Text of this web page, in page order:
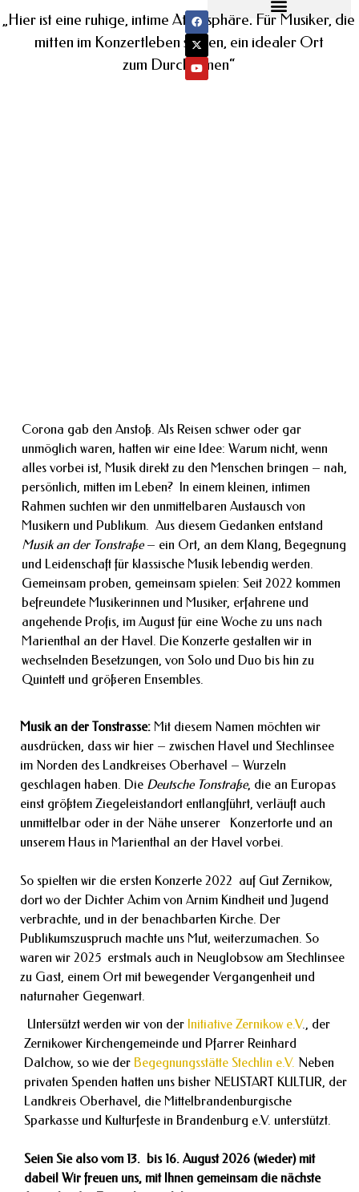
„Hier ist eine ruhige, intime Atmosphäre. Für Musiker, die
mitten im Konzertleben stehen, ein idealer Ort
zum Durchatmen“
Corona gab den Anstoß. Als Reisen schwer oder gar
unmöglich waren, hatten wir eine Idee: Warum nicht, wenn
alles vorbei ist, Musik direkt zu den Menschen bringen – nah,
persönlich, mitten im Leben? In einem kleinen, intimen
Rahmen suchten wir den unmittelbaren Austausch von
Musikern und Publikum. Aus diesem Gedanken entstand
Musik an der Tonstraße– ein Ort, an dem Klang, Begegnung
und Leidenschaft für klassische Musik lebendig werden.
Gemeinsam proben, gemeinsam spielen: Seit 2022 kommen
befreundete Musikerinnen und Musiker, erfahrene und
angehende Profis, im August für eine Woche zu uns nach
Marienthal an der Havel. Die Konzerte gestalten wir in
wechselnden Besetzungen, von Solo und Duo bis hin zu
Quintett und größeren Ensembles.
Musik an der Tonstrasse: Mit diesem Namen möchten wir
ausdrücken, dass wir hier – zwischen Havel und Stechlinsee
im Norden des Landkreises Oberhavel – Wurzeln
geschlagen haben. Die Deutsche Tonstraße, die an Europas
einst größtem Ziegeleistandort entlangführt, verläuft auch
unmittelbar oder in der Nähe unserer Konzertorte und an
unserem Haus in Marienthal an der Havel vorbei.
So spielten wir die ersten Konzerte 2022 auf Gut Zernikow,
dort wo der Dichter Achim von Arnim Kindheit und Jugend
verbrachte, und in der benachbarten Kirche. Der
Publikumszuspruch machte uns Mut, weiterzumachen. So
waren wir 2025 erstmals auch in Neuglobsow am Stechlinsee
zu Gast, einem Ort mit bewegender Vergangenheit und
naturnaher Gegenwart.
Untersützt werden wir von der Initiative Zernikow e.V., der
Zernikower Kirchengemeinde und Pfarrer Reinhard
Dalchow, so wie der Begegnungsstätte Stechlin e.V. Neben
privaten Spenden hatten uns bisher NEUSTART KULTUR, der
Landkreis Oberhavel, die Mittelbrandenburgische
Sparkasse und Kulturfeste in Brandenburg e.V. unterstützt.
Seien Sie also vom 13. bis 16. August 2026 (wieder) mit
dabei! Wir freuen uns, mit Ihnen gemeinsam die nächste